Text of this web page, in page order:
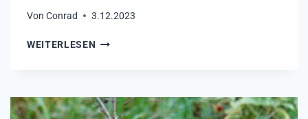
Von Conrad 3.12.2023
WEITERLESEN
S
E